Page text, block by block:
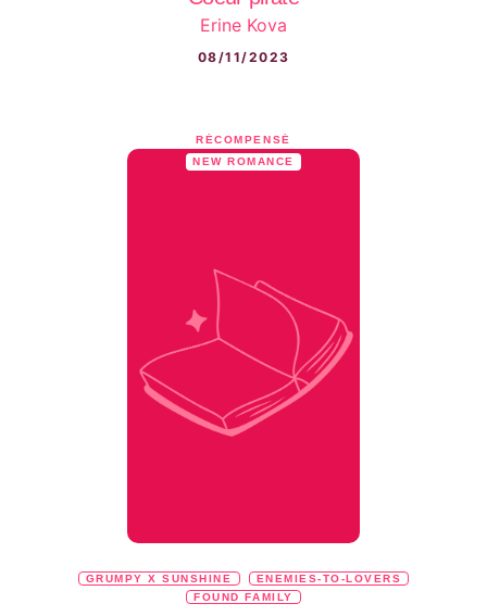
Erine Kova
08/11/2023
RÉCOMPENSÉ
NEW ROMANCE
GRUMPY X SUNSHINE
ENEMIES-TO-LOVERS
FOUND FAMILY